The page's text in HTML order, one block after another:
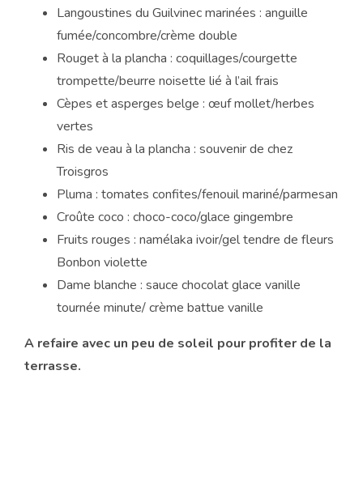
Langoustines du Guilvinec marinées : anguille
fumée/concombre/crème double
Rouget à la plancha : coquillages/courgette
trompette/beurre noisette lié à l’ail frais
Cèpes et asperges belge : œuf mollet/herbes
vertes
Ris de veau à la plancha : souvenir de chez
Troisgros
Pluma : tomates confites/fenouil mariné/parmesan
Croûte coco : choco-coco/glace gingembre
Fruits rouges : namélaka ivoir/gel tendre de fleurs
Bonbon violette
Dame blanche : sauce chocolat glace vanille
tournée minute/ crème battue vanille
A refaire avec un peu de soleil pour profiter de la
terrasse.